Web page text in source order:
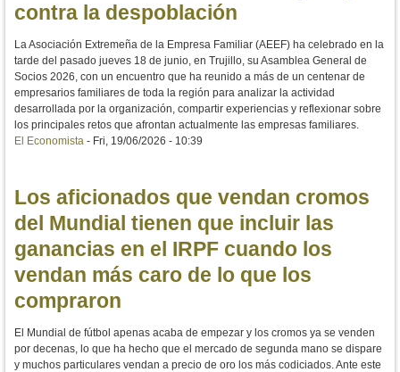
contra la despoblación
La Asociación Extremeña de la Empresa Familiar (AEEF) ha celebrado en la
tarde del pasado jueves 18 de junio, en Trujillo, su Asamblea General de
Socios 2026, con un encuentro que ha reunido a más de un centenar de
empresarios familiares de toda la región para analizar la actividad
desarrollada por la organización, compartir experiencias y reflexionar sobre
los principales retos que afrontan actualmente las empresas familiares.
El Economista - Fri, 19/06/2026 - 10:39
Los aficionados que vendan cromos
del Mundial tienen que incluir las
ganancias en el IRPF cuando los
vendan más caro de lo que los
compraron
El Mundial de fútbol apenas acaba de empezar y los cromos ya se venden
por decenas, lo que ha hecho que el mercado de segunda mano se dispare
y muchos particulares vendan a precio de oro los más codiciados. Ante este